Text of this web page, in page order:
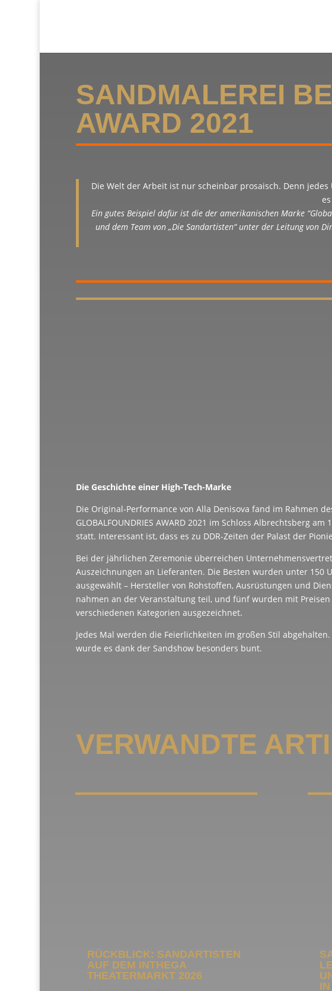
SANDMALEREI
AWARD 2021
Die Welt der Arbeit ist nur scheinbar prosaisch. Denn
Ein gutes Beispiel dafür ist die der amerikanischen Marke
und dem Team von „Die Sandartisten“ unter der Leitung von
Die Geschichte einer High-Tech-Marke
Die Original-Performance von Alla Denisova fand im Rahmen
GLOBALFOUNDRIES AWARD 2021 im Schloss Albrechtsberg am
statt. Interessant ist, dass es zu DDR-Zeiten der Palast der
Bei der jährlichen Zeremonie überreichen
Auszeichnungen an Lieferanten. Die Besten wurden unter 150
ausgewählt – Hersteller von Rohstoffen, Ausrüstungen und
nahmen an der Veranstaltung teil, und fünf wurden mit Preisen
verschiedenen Kategorien ausgezeichnet.
Jedes Mal werden die Feierlichkeiten im großen Stil abgehalten.
wurde es dank der Sandshow besonders bunt.
VERWANDTE
RÜCKBLICK: SANDARTISTEN
AUF DEM INTHEGA
THEATERMARKT 2026